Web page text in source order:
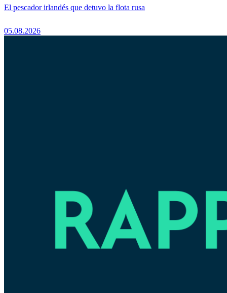
El pescador irlandés que detuvo la flota rusa
05.08.2026